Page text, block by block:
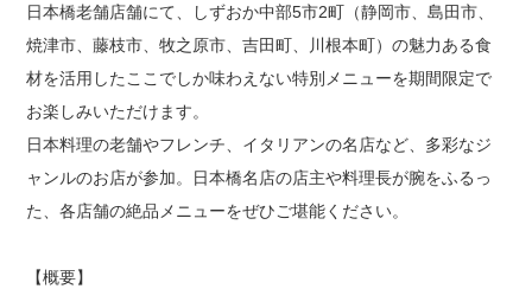
日本橋老舗店舗にて、しずおか中部5市2町（静岡市、島田市、
焼津市、藤枝市、牧之原市、吉田町、川根本町）の魅力ある食
材を活用したここでしか味わえない特別メニューを期間限定で
お楽しみいただけます。
日本料理の老舗やフレンチ、イタリアンの名店など、多彩なジ
ャンルのお店が参加。日本橋名店の店主や料理長が腕をふるっ
た、各店舗の絶品メニューをぜひご堪能ください。
【概要】